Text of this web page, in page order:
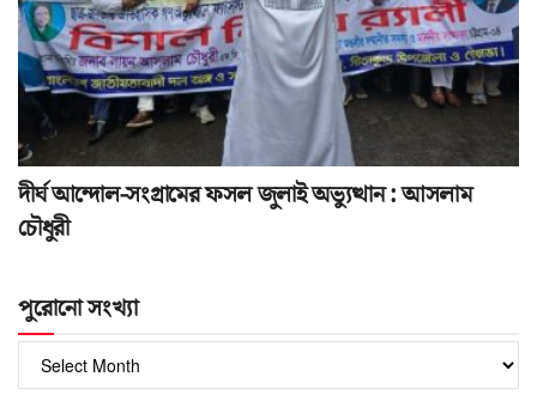
দীর্ঘ আন্দোল-সংগ্রামের ফসল জুলাই অভ্যুত্থান : আসলাম
চৌধুরী
পুরোনো সংখ্যা
সংখ্যা